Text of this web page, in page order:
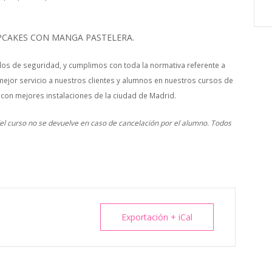
CON MANGA PASTELERA.
de seguridad, y cumplimos con toda la normativa referente a
servicio a nuestros clientes y alumnos en nuestros cursos de
mejores instalaciones de la ciudad de Madrid.
no se devuelve en caso de cancelación por el alumno. Todos
Exportación + iCal